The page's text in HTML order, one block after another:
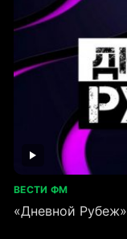
ВЕСТИ ФМ
«Дневной